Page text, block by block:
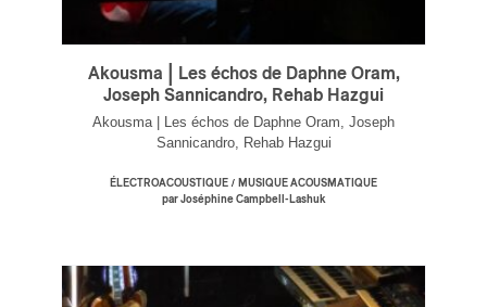
Akousma | Les échos de Daphne Oram,
Joseph Sannicandro, Rehab Hazgui
Akousma | Les échos de Daphne Oram, Joseph
Sannicandro, Rehab Hazgui
ÉLECTROACOUSTIQUE / MUSIQUE ACOUSMATIQUE
par Joséphine Campbell-Lashuk